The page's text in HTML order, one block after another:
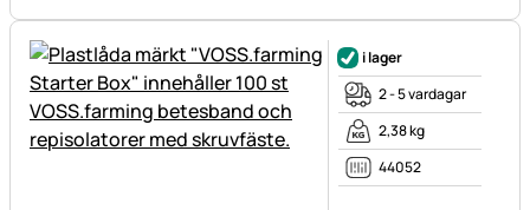
i lager
2 - 5 vardagar
2,38 kg
44052